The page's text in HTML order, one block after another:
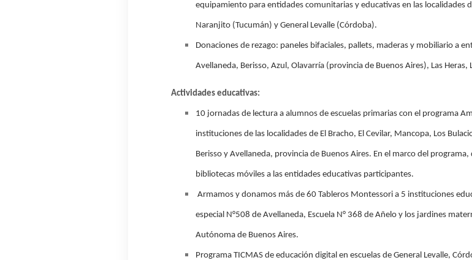
equipamiento para entidades comunitarias y educativas en las localidades
Naranjito (Tucumán) y General Levalle (Córdoba).
Donaciones de rezago: paneles bifaciales, pallets, maderas y mobiliario a
Avellaneda, Berisso, Azul, Olavarría (provincia de Buenos Aires), Las Heras,
Actividades educativas:
10 jornadas de lectura a alumnos de escuelas primarias con el programa
instituciones de las localidades de El Bracho, El Cevilar, Mancopa, Los
Berisso y Avellaneda, provincia de Buenos Aires. En el marco del
bibliotecas móviles a las entidades educativas participantes.
Armamos y donamos más de 60 Tableros Montessori a 5 instituciones
especial N°508 de Avellaneda, Escuela N° 368 de Añelo y los jardines
Autónoma de Buenos Aires.
Programa TICMAS de educación digital en escuelas de General Levalle,